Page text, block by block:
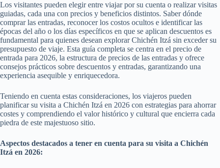
Los visitantes pueden elegir entre viajar por su cuenta o realizar visitas
guiadas, cada una con precios y beneficios distintos. Saber dónde
comprar las entradas, reconocer los costos ocultos e identificar las
épocas del año o los días específicos en que se aplican descuentos es
fundamental para quienes desean explorar Chichén Itzá sin exceder su
presupuesto de viaje. Esta guía completa se centra en el precio de
entrada para 2026, la estructura de precios de las entradas y ofrece
consejos prácticos sobre descuentos y entradas, garantizando una
experiencia asequible y enriquecedora.
Teniendo en cuenta estas consideraciones, los viajeros pueden
planificar su visita a Chichén Itzá en 2026 con estrategias para ahorrar
costes y comprendiendo el valor histórico y cultural que encierra cada
piedra de este majestuoso sitio.
Aspectos destacados a tener en cuenta para su visita a Chichén
Itzá en 2026: